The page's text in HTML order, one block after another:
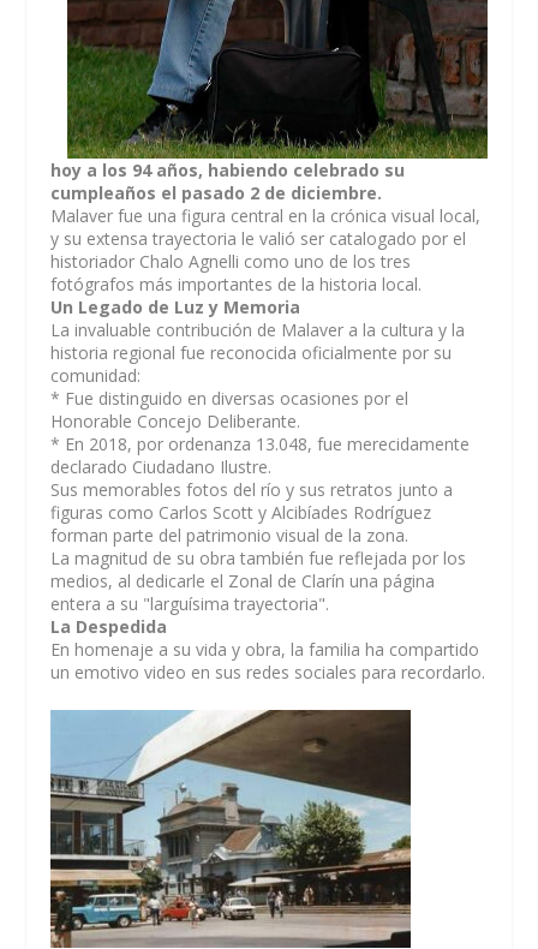
hoy a los 94 años, habiendo celebrado su
cumpleaños el pasado 2 de diciembre.
Malaver fue una figura central en la crónica visual local,
y su extensa trayectoria le valió ser catalogado por el
historiador Chalo Agnelli como uno de los tres
fotógrafos más importantes de la historia local.
Un Legado de Luz y Memoria
La invaluable contribución de Malaver a la cultura y la
historia regional fue reconocida oficialmente por su
comunidad:
* Fue distinguido en diversas ocasiones por el
Honorable Concejo Deliberante.
* En 2018, por ordenanza 13.048, fue merecidamente
declarado Ciudadano Ilustre.
Sus memorables fotos del río y sus retratos junto a
figuras como Carlos Scott y Alcibíades Rodríguez
forman parte del patrimonio visual de la zona.
La magnitud de su obra también fue reflejada por los
medios, al dedicarle el Zonal de Clarín una página
entera a su "larguísima trayectoria".
La Despedida
En homenaje a su vida y obra, la familia ha compartido
un emotivo video en sus redes sociales para recordarlo.